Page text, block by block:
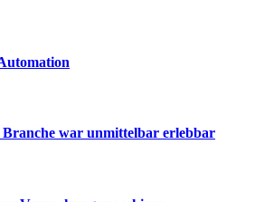
war unmittelbar erlebbar